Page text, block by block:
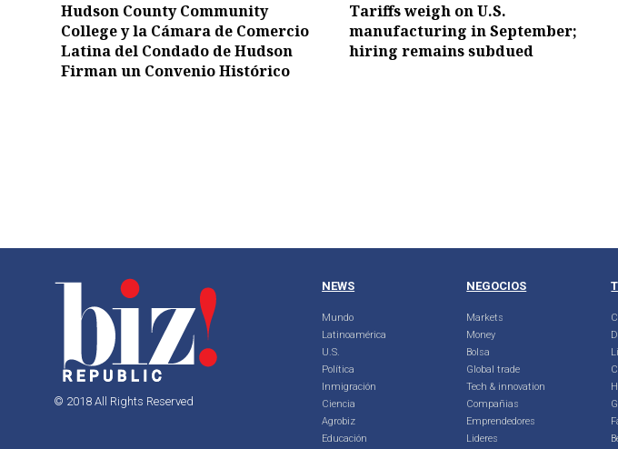
Hudson County Community
College y la Cámara de Comercio
Latina del Condado de Hudson
Firman un Convenio Histórico
Tariffs weigh on U.S.
manufacturing in September;
hiring remains subdued
© 2018 All Rights Reserved
NEWS
Mundo
Latinoamérica
U.S.
Política
Inmigración
Ciencia
Agrobiz
Educación
NEGOCIOS
Markets
Money
Bolsa
Global trade
Tech & innovation
Compañias
Emprendedores
Lideres